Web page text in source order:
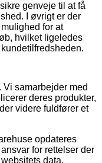
genveje til at få
I øvrigt er der
for at
hvilket ligeledes
Vi samarbejder med
deres produkter,
videre fuldfører et
opdateres
for rettelser der
data.